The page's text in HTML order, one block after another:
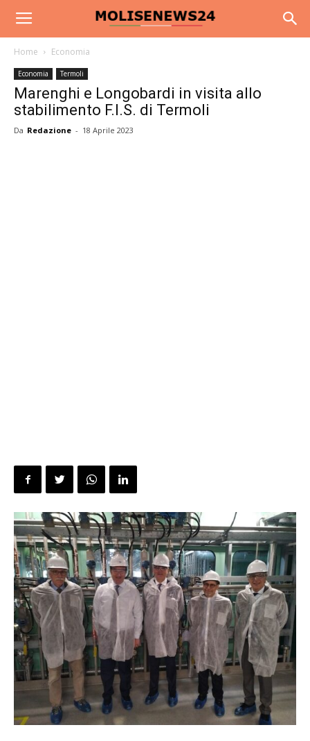
Home Economia
Economia Termoli
Marenghi e Longobardi in visita allo
stabilimento F.I.S. di Termoli
Da Redazione - 18 Aprile 2023